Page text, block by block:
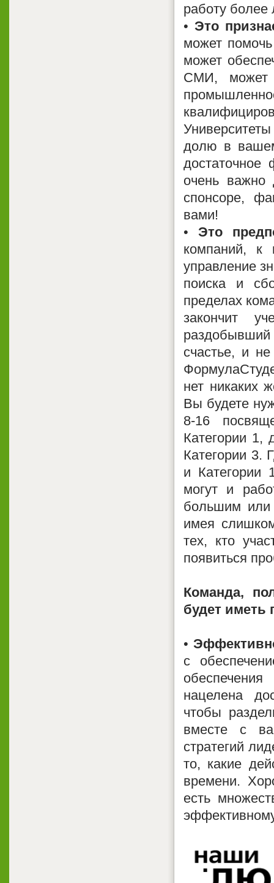
работу более
• Это
может помочь
может
СМИ, может
долю в
достаточное
очень важно
спонсоре,
вами!
• Это
компаний, к
управление
поиска и
пределах
закончит
раздобывший
счастье, и
нет никаких
Вы будете
8-16
Категории 1,
Категории 3.
и Категории
могут и
большим
имея
тех, кто
появиться
Команда,
будет иметь
•
с
нацелена
чтобы
вместе с
стратегий
то, какие
времени.
есть